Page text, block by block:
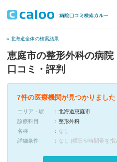
« 北海道全体の検索結果
恵庭市の整形外科の病院
口コミ・評判
7件の医療機関が見つかりました
エリア・駅
北海道恵庭市
診療科目
整形外科
名称
なし
詳細条件
なし (曜日や時間帯を指